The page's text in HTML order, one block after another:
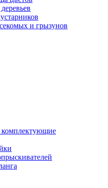
и грызунов